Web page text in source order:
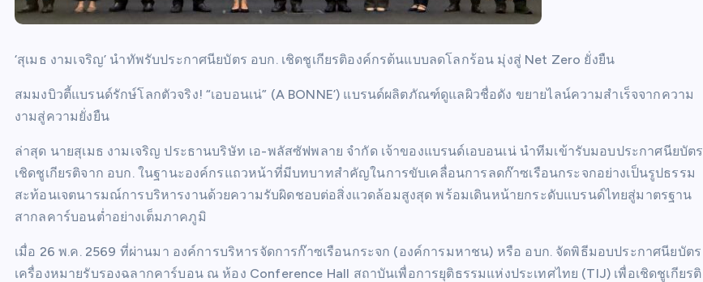
‘สุเมธ งามเจริญ’ นำทัพรับประกาศนียบัตร อบก. เชิดชูเกียรติองค์กรต้นแบบลดโลกร้อน มุ่งสู่ Net Zero ยั่งยืน
สมมงบิวตี้แบรนด์รักษ์โลกตัวจริง! “เอบอนเน่” (A BONNE’) แบรนด์ผลิตภัณฑ์ดูแลผิวชื่อดัง ขยายไลน์ความสำเร็จจากความ
งามสู่ความยั่งยืน
ล่าสุด นายสุเมธ งามเจริญ ประธานบริษัท เอ-พลัสซัฟพลาย จำกัด เจ้าของแบรนด์เอบอนเน่ นำทีมเข้ารับมอบประกาศนียบัตร
เชิดชูเกียรติจาก อบก. ในฐานะองค์กรแถวหน้าที่มีบทบาทสำคัญในการขับเคลื่อนการลดก๊าซเรือนกระจกอย่างเป็นรูปธรรม
สะท้อนเจตนารมณ์การบริหารงานด้วยความรับผิดชอบต่อสิ่งแวดล้อมสูงสุด พร้อมเดินหน้ายกระดับแบรนด์ไทยสู่มาตรฐาน
สากลคาร์บอนต่ำอย่างเต็มภาคภูมิ
เมื่อ 26 พ.ค. 2569 ที่ผ่านมา องค์การบริหารจัดการก๊าซเรือนกระจก (องค์การมหาชน) หรือ อบก. จัดพิธีมอบประกาศนียบัตร
เครื่องหมายรับรองฉลากคาร์บอน ณ ห้อง Conference Hall สถาบันเพื่อการยุติธรรมแห่งประเทศไทย (TIJ) เพื่อเชิดชูเกียรติ